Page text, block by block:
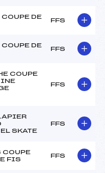
DE
FFS
DE
FFS
COUPE
FFS
SKATE
FFS
COUPE
FIS
FFS